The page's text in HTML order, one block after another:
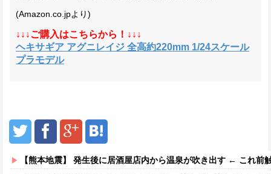
(Amazon.co.jpより)
↓↓↓ご購入はこちらから！↓↓↓
ヘキサギア アグニレイジ 全高約220mm 1/24スケール
プラモデル
【熊本地震】 発生後に居酒屋店内から温泉が吹き出す ← これ前